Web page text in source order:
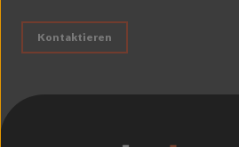
Kontaktieren